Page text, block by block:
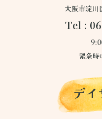
大阪市淀
Tel :
緊急時
デイ